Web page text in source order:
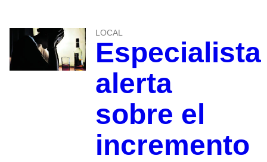
LOCAL
Especialista
alerta
sobre el
incremento